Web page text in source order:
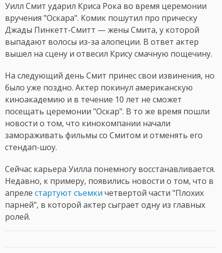
Уилл Смит ударил Криса Рока во время церемонии
вручения "Оскара". Комик пошутил про прическу
Джады Пинкетт-Смитт — жены Смита, у которой
выпадают волосы из-за алопеции. В ответ актер
вышел на сцену и отвесил Крису смачную пощечину.
На следующий день Смит принес свои извинения, но
было уже поздно. Актер покинул американскую
киноакадемию и в течение 10 лет не сможет
посещать церемонии "Оскар". В то же время пошли
новости о том, что кинокомпании начали
замораживать фильмы со Смитом и отменять его
стендап-шоу.
Сейчас карьера Уилла понемногу восстанавливается.
Недавно, к примеру, появились новости о том, что в
апреле стартуют съемки четвертой части "Плохих
парней", в которой актер сыграет одну из главных
ролей.